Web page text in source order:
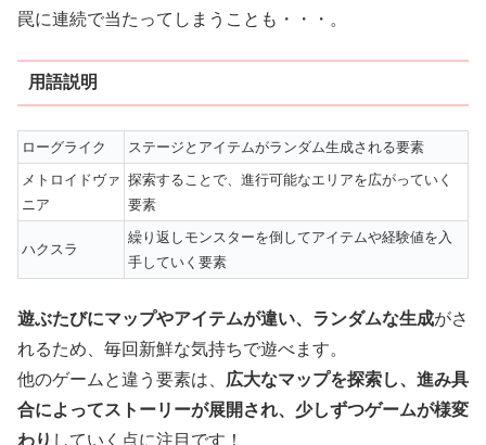
罠に連続で当たってしまうことも・・・。
用語説明
ローグライク
ステージとアイテムがランダム生成される要素
メトロイドヴァ
ニア
探索することで、進行可能なエリアを広がっていく
要素
ハクスラ
繰り返しモンスターを倒してアイテムや経験値を入
手していく要素
遊ぶたびにマップやアイテムが違い、ランダムな生成がさ
れるため、毎回新鮮な気持ちで遊べます。
他のゲームと違う要素は、 広大なマップを探索し、進み具
合によってストーリーが展開され、少しずつゲームが様変
わり していく点に注目です！